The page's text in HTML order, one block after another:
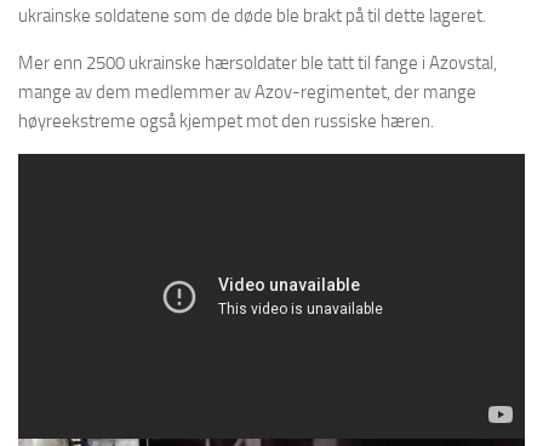
ukrainske soldatene som de døde ble brakt på til dette lageret.
Mer enn 2500 ukrainske hærsoldater ble tatt til fange i Azovstal,
mange av dem medlemmer av Azov-regimentet, der mange
høyreekstreme også kjempet mot den russiske hæren.